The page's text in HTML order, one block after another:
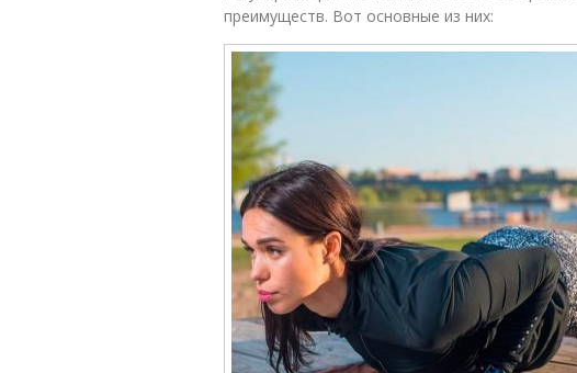
преимуществ. Вот основные из них: